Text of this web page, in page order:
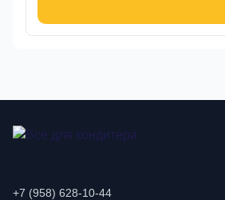
+7 (958) 628-10-44